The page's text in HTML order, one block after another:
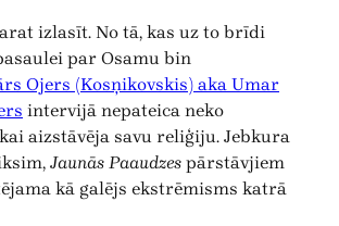
izlasīt. No tā, kas uz to brīdi
par Osamu bin
Ojers (Kosņikovskis) aka Umar
intervijā nepateica neko
aizstāvēja savu reliģiju. Jebkura
Jaunās Paaudzes pārstāvjiem
kā galējs ekstrēmisms katrā